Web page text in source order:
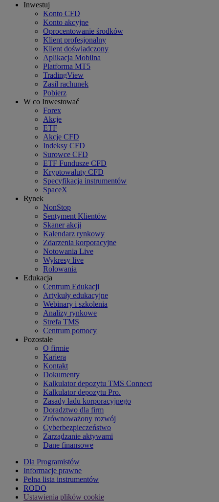
Inwestuj
Konto CFD
Konto akcyjne
Oprocentowanie środków
Klient profesjonalny
Klient doświadczony
Aplikacja Mobilna
Platforma MT5
TradingView
Zasil rachunek
Pobierz
W co Inwestować
Forex
Akcje
ETF
Akcje CFD
Indeksy CFD
Surowce CFD
ETF Fundusze CFD
Kryptowaluty CFD
Specyfikacja instrumentów
SpaceX
Rynek
NonStop
Sentyment Klientów
Skaner akcji
Kalendarz rynkowy
Zdarzenia korporacyjne
Notowania Live
Wykresy live
Rolowania
Edukacja
Centrum Edukacji
Artykuły edukacyjne
Webinary i szkolenia
Analizy rynkowe
Strefa TMS
Centrum pomocy
Pozostałe
O firmie
Kariera
Kontakt
Dokumenty
Kalkulator depozytu TMS Connect
Kalkulator depozytu Pro.
Zasady ładu korporacyjnego
Doradztwo dla firm
Zrównoważony rozwój
Cyberbezpieczeństwo
Zarządzanie aktywami
Dane finansowe
Dla Programistów
Informacje prawne
Pełna lista instrumentów
RODO
Ustawienia plików cookie